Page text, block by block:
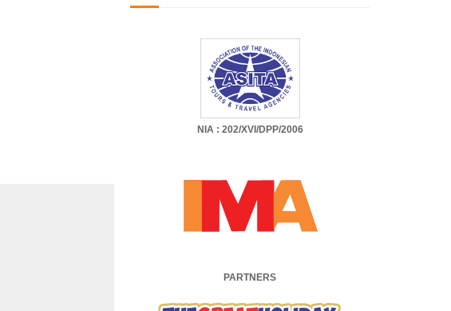
NIA : 202/XVI/DPP/2006
PARTNERS